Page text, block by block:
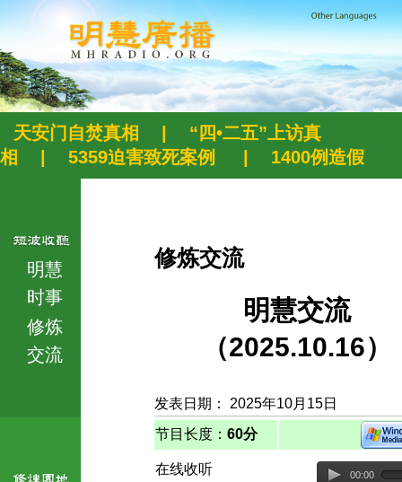
天安门自焚真相
“四•二五”上访真
相
5359迫害致死案例 1400例造假
明慧
时事
修炼
交流
修炼交流
明慧交流
（2025.10.16）
发表日期： 2025年10月15日
节目长度： 60分
在线收听 00:00